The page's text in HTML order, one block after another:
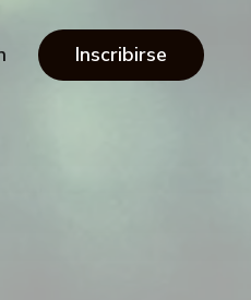
Inscribirse